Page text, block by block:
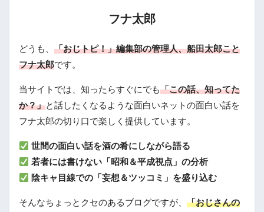
フナ太郎
どうも、 「おじトピ！」編集部の管理人、船田太郎こと
フナ太郎です。
当サイトでは、知ったらすぐにでも「この話、知ってた
か？」と話したくなるような面白いネットの面白い話を
フナ太郎の切り口で楽しく提供しています。
世間の面白い話を酒の肴にしながら語る
若者には書けない「昭和＆平成視点」の分析
陰キャ目線での「妄想＆ツッコミ」を盛り込む
そんなちょっとクセのあるブログですが、 「おじさんの